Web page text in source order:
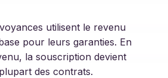
utilisent le revenu
pour leurs garanties. En
la souscription devient
des contrats.